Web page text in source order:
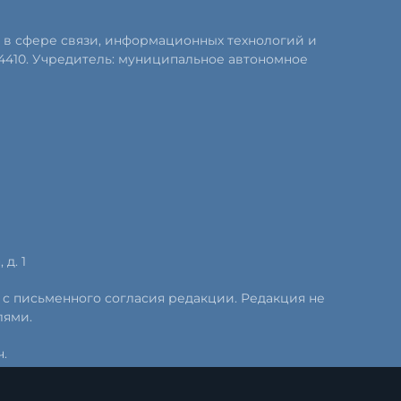
сфере связи, информационных технологий и
Учредитель: муниципальное автономное
1
письменного согласия редакции. Редакция не